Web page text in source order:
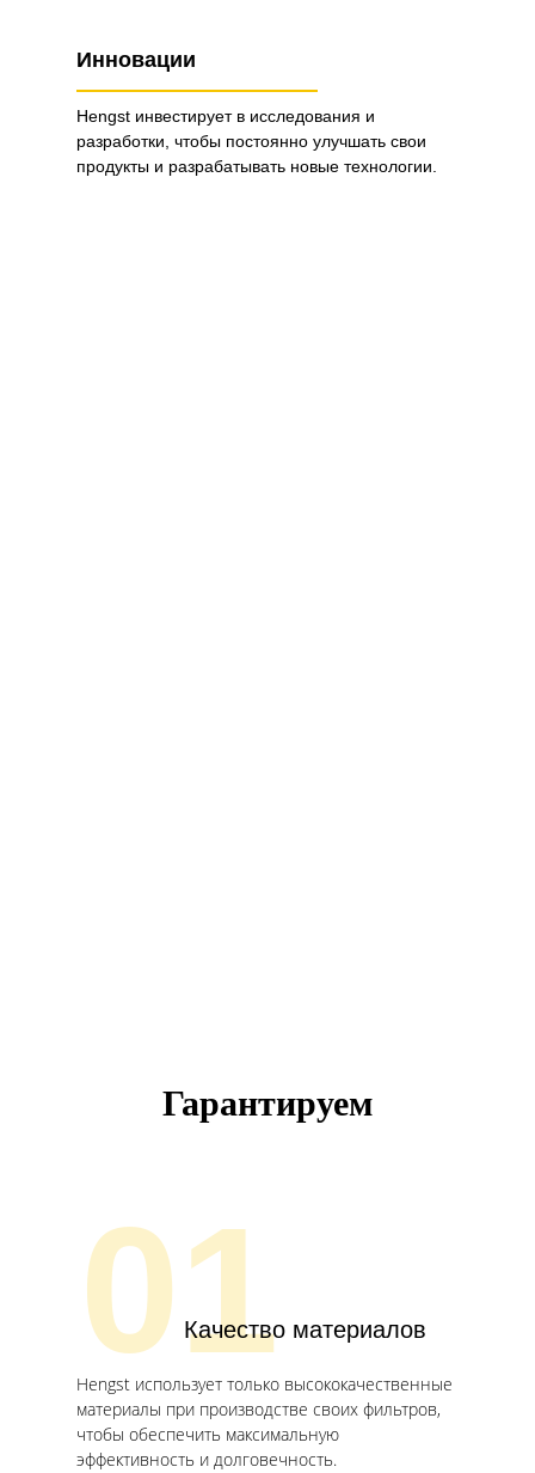
Инновации
Hengst инвестирует в исследования и
разработки, чтобы постоянно улучшать свои
продукты и разрабатывать новые технологии.
Гарантируем
01Качество материалов
Hengst использует только высококачественные
материалы при производстве своих фильтров,
чтобы обеспечить максимальную
эффективность и долговечность.